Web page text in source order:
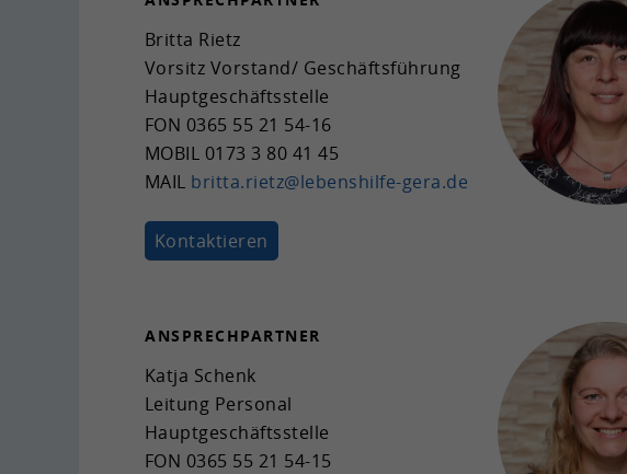
Brit­ta Rietz
Vor­sitz Vor­stand/ Ge­schäfts­füh­rung
Haupt­ge­schäfts­stel­le
FON 0365 55 21 54-16
MOBIL 0173 3 80 41 45
MAIL brit­ta.rietz@lebenshilfe-​gera.de
Kon­tak­tie­ren
AN­SPRECH­PART­NER
Katja Schenk
Lei­tung Per­so­nal
Haupt­ge­schäfts­stel­le
FON 0365 55 21 54-15
Laufzeit
Zweck